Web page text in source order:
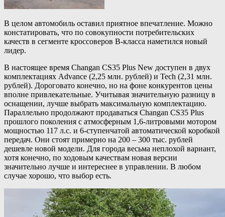
В целом автомобиль оставил приятное впечатление. Можно
констатировать, что по совокупности потребительских
качеств в сегменте кроссоверов B-класса наметился новый
лидер.
В настоящее время Changan CS35 Plus New доступен в двух
комплектациях Advance (2,25 млн. рублей) и Tech (2,31 млн.
рублей). Дороговато конечно, но на фоне конкурентов цены
вполне привлекательные. Учитывая значительную разницу в
оснащении, лучше выбрать максимальную комплектацию.
Параллельно продолжают продаваться Changan CS35 Plus
прошлого поколения с атмосферным 1,6-литровыми мотором
мощностью 117 л.с. и 6-ступенчатой автоматической коробкой
передач. Они стоят примерно на 200 – 300 тыс. рублей
дешевле новой модели. Для города весьма неплохой вариант,
хотя конечно, по ходовым качествам новая версии
значительно лучше и интереснее в управлении. В любом
случае хорошо, что выбор есть.